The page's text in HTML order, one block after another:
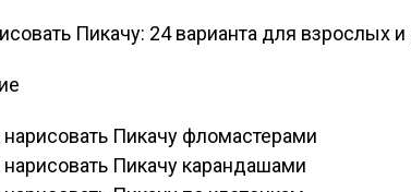
нарисовать Пикачу фломастерами
нарисовать Пикачу карандашами